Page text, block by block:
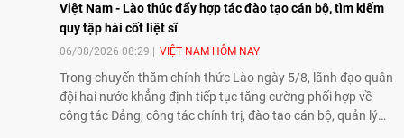
Việt Nam - Lào thúc đẩy hợp tác đào tạo cán bộ, tìm kiếm
quy tập hài cốt liệt sĩ
06/08/2026 08:29 VIỆT NAM HÔM NAY
Trong chuyến thăm chính thức Lào ngày 5/8, lãnh đạo quân
đội hai nước khẳng định tiếp tục tăng cường phối hợp về
công tác Đảng, công tác chính trị, đào tạo cán bộ, quản lý